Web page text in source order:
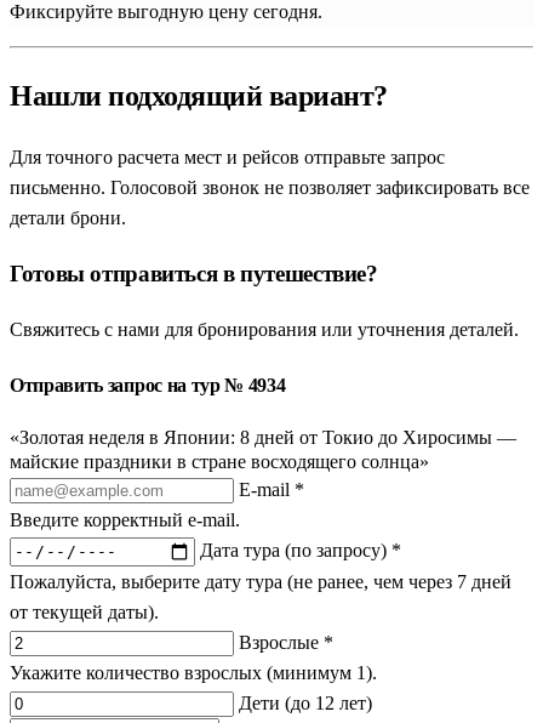
Фиксируйте выгодную цену сегодня.
Нашли подходящий вариант?
Для точного расчета мест и рейсов отправьте запрос
письменно. Голосовой звонок не позволяет зафиксировать все
детали брони.
Готовы отправиться в путешествие?
Свяжитесь с нами для бронирования или уточнения деталей.
Отправить запрос на тур № 4934
«Золотая неделя в Японии: 8 дней от Токио до Хиросимы —
майские праздники в стране восходящего солнца»
E-mail *
Введите корректный e-mail.
Дата тура (по запросу) *
Пожалуйста, выберите дату тура (не ранее, чем через 7 дней
от текущей даты).
Взрослые *
Укажите количество взрослых (минимум 1).
Дети (до 12 лет)